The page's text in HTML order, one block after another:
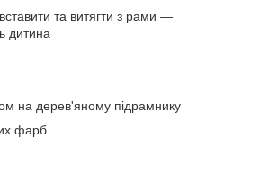
та витягти з рами —
дитина
на дерев'яному підрамнику
фарб